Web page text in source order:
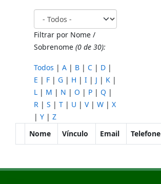
Filtrar por Nome /
Sobrenome (0 de 30):
Todos | A | B | C | D |
E | F | G | H | I | J | K |
L | M | N | O | P | Q |
R | S | T | U | V | W | X
| Y | Z
Nome
Vínculo Email Telefone